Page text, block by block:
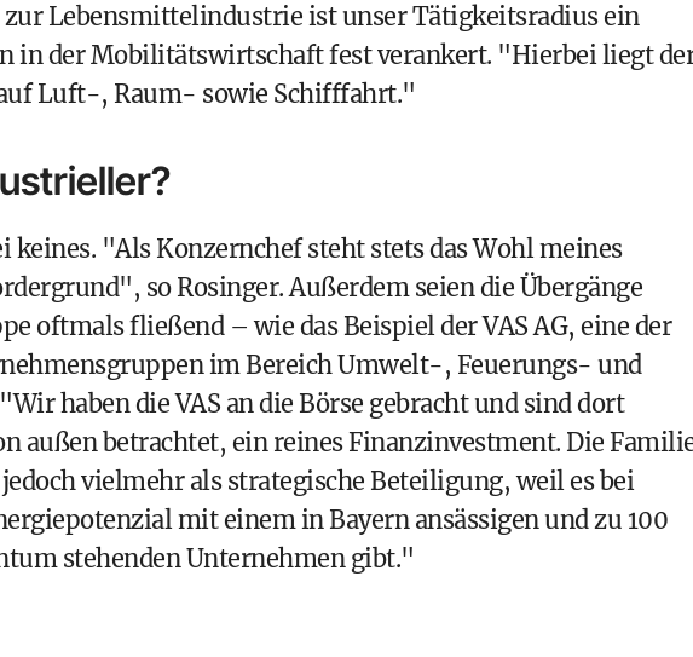
Lebensmittelindustrie ist unser Tätigkeitsradius ein
in der Mobilitätswirtschaft fest verankert. "Hierbei liegt
Luft-, Raum- sowie Schifffahrt."
keines. "Als Konzernchef steht stets das Wohl meines
so Rosinger. Außerdem seien die Übergänge
oftmals fließend – wie das Beispiel der VAS AG, eine der
im Bereich Umwelt-, Feuerungs- und
haben die VAS an die Börse gebracht und sind dort
außen betrachtet, ein reines Finanzinvestment. Die
vielmehr als strategische Beteiligung, weil es bei
mit einem in Bayern ansässigen und zu 100
stehenden Unternehmen gibt."